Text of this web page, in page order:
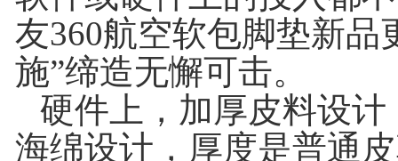
友360航空软包脚垫新品
施”缔造无懈可击。
硬件上，加厚皮料设计
海绵设计，厚度是普通